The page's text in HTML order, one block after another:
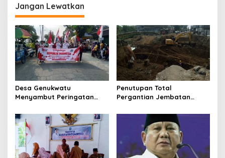
a
s
i
p
o
s
Jangan Lewatkan
Desa Genukwatu
Menyambut Peringatan
Penutupan Total
Pergantian Jembatan
Jalur Utama Jalan
Nasional Tulungagung–
Trenggalek